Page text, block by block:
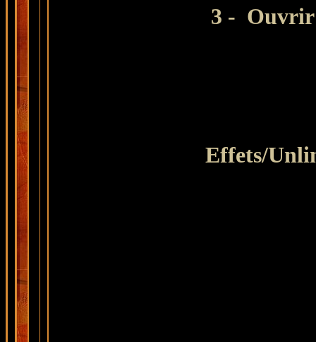
3 - Ouvrir
Effets/